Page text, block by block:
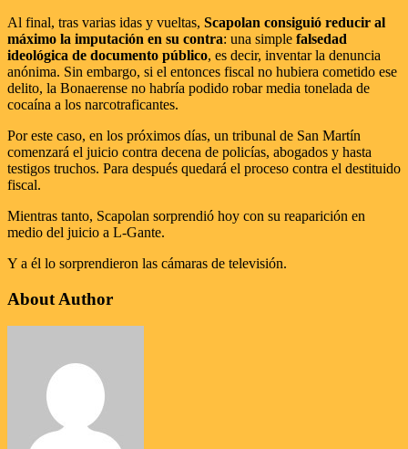
Al final, tras varias idas y vueltas, Scapolan consiguió reducir al
máximo la imputación en su contra: una simple falsedad
ideológica de documento público, es decir, inventar la denuncia
anónima. Sin embargo, si el entonces fiscal no hubiera cometido ese
delito, la Bonaerense no habría podido robar media tonelada de
cocaína a los narcotraficantes.
Por este caso, en los próximos días, un tribunal de San Martín
comenzará el juicio contra decena de policías, abogados y hasta
testigos truchos. Para después quedará el proceso contra el destituido
fiscal.
Mientras tanto, Scapolan sorprendió hoy con su reaparición en
medio del juicio a L-Gante.
Y a él lo sorprendieron las cámaras de televisión.
About Author